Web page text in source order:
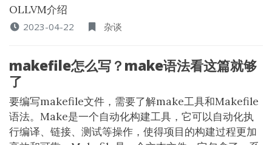
OLLVM介绍
2023-04-22 杂谈
makefile怎么写？make语法看这篇就够
了
要编写makefile文件，需要了解make工具和Makefile
语法。Make是一个自动化构建工具，它可以自动化执
行编译、链接、测试等操作，使得项目的构建过程更加